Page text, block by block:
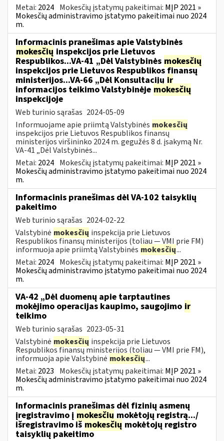
Metai: 2024 Mokesčių įstatymų pakeitimai: MĮP 2021 »
Mokesčių administravimo įstatymo pakeitimai nuo 2024
m.
Informacinis pranešimas apie Valstybinės
mokesčių inspekcijos prie Lietuvos
Respublikos...VA-41 „Dėl Valstybinės mokesčių
inspekcijos prie Lietuvos Respublikos finansų
ministerijos...VA-66 „Dėl Konsultacijų ir
informacijos teikimo Valstybinėje mokesčių
inspekcijoje
Web turinio sąrašas 2024-05-09
Informuojame apie priimtą Valstybinės mokesčių
inspekcijos prie Lietuvos Respublikos finansų
ministerijos viršininko 2024 m. gegužės 8 d. įsakymą Nr.
VA-41 „Dėl Valstybinės...
Metai: 2024 Mokesčių įstatymų pakeitimai: MĮP 2021 »
Mokesčių administravimo įstatymo pakeitimai nuo 2024
m.
Informacinis pranešimas dėl VA-102 taisyklių
pakeitimo
Web turinio sąrašas 2024-02-22
Valstybinė mokesčių inspekcija prie Lietuvos
Respublikos finansų ministerijos (toliau ― VMI prie FM)
informuoja apie priimtą Valstybinės mokesčių...
Metai: 2024 Mokesčių įstatymų pakeitimai: MĮP 2021 »
Mokesčių administravimo įstatymo pakeitimai nuo 2024
m.
VA-42 „Dėl duomenų apie tarptautines
mokėjimo operacijas kaupimo, saugojimo ir
teikimo
Web turinio sąrašas 2023-05-31
Valstybinė mokesčių inspekcija prie Lietuvos
Respublikos finansų ministerijos (toliau ― VMI prie FM),
informuoja apie Valstybinė mokesčių...
Metai: 2023 Mokesčių įstatymų pakeitimai: MĮP 2021 »
Mokesčių administravimo įstatymo pakeitimai nuo 2024
m.
Informacinis pranešimas dėl fizinių asmenų
įregistravimo į mokesčių mokėtojų registrą.../
išregistravimo išmokesčių mokėtojų registro
taisyklių pakeitimo